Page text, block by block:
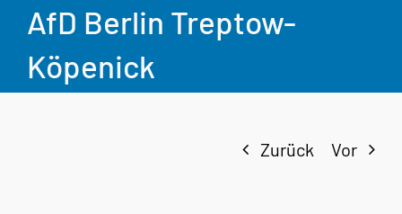
AfD Berlin Treptow-
Köpenick
Zurück Vor